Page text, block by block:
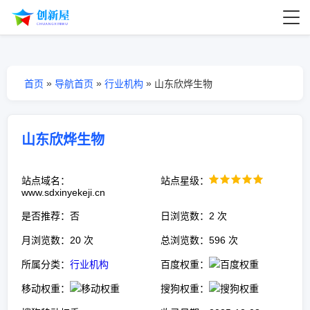
首页 » 导航首页 » 行业机构 » 山东欣烨生物
山东欣烨生物
站点域名：
www.sdxinyekeji.cn
站点星级：
是否推荐：否 日浏览数：2 次
月浏览数：20 次 总浏览数：596 次
所属分类： 行业机构 百度权重：
移动权重： 搜狗权重：